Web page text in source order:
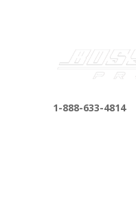
1-888-633-4814